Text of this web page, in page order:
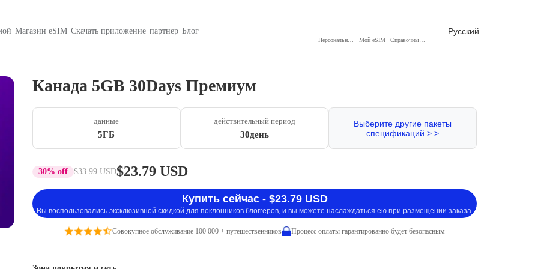
Магазин eSIM Скачать приложение партнер Блог
Мой eSIM
Русский
Канада 5GB 30Days Премиум
данные
5ГБ
действительный период
30день
Выберите другие пакеты
спецификаций > >
30% off $33.99 USD$23.79 USD
Купить сейчас - $23.79 USD
Вы воспользовались эксклюзивной скидкой для поклонников блоггеров, и вы можете наслаждаться ею при размещении заказа.
Совокупное обслуживание 100 000 + путешественников Процесс оплаты гарантированно будет безопасным